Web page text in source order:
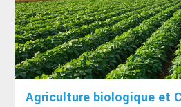
Agriculture biologique et